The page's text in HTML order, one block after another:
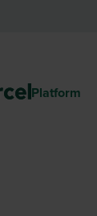
Platform